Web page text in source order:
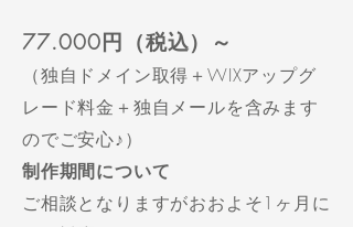
77.000円（税込）～
（独自ドメイン取得＋WIXアップグ
レード料金＋独自メールを含みます
のでご安心♪）
制作期間について
ご相談となりますがおおよそ1ヶ月に